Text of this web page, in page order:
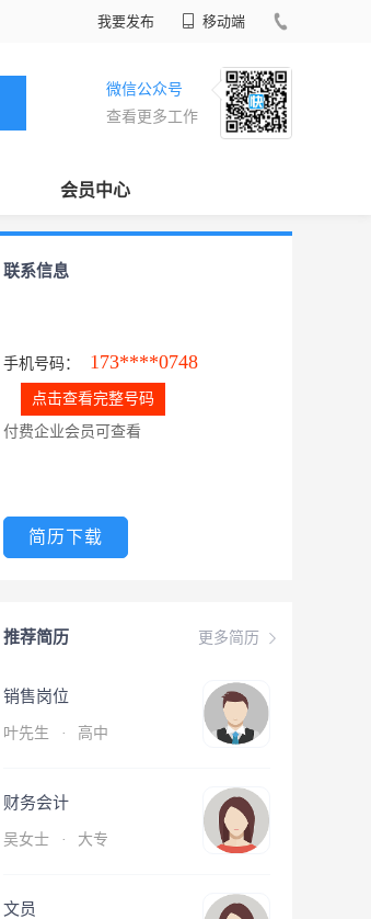
我要发布 移动端
微信公众号
查看更多工作
会员中心
联系信息
手机号码： 173****0748
点击查看完整号码
付费企业会员可查看
简历下载
更多简历
推荐简历
销售岗位
叶先生 · 高中
财务会计
吴女士 · 大专
文员